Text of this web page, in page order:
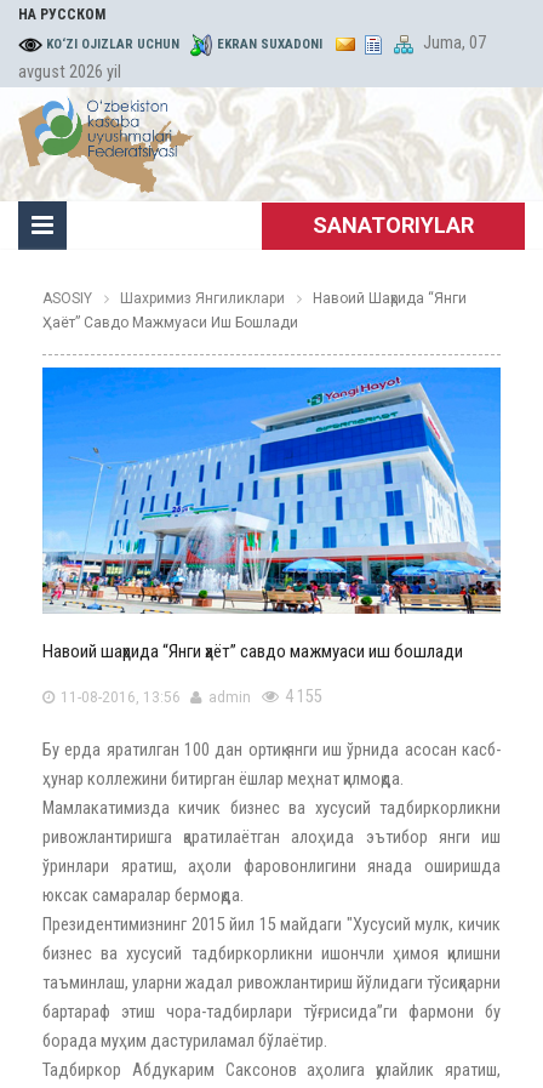
НА РУССКОМ
KO‘ZI OJIZLAR UCHUN EKRAN SUXADONI
Juma, 07
avgust 2026 yil
SANATORIYLAR
ASOSIY Шахримиз Янгиликлари
Навоий Шаҳрида “Янги
Ҳаёт” Савдо Мажмуаси Иш Бошлади
Навоий шаҳрида “Янги ҳаёт” савдо мажмуаси иш бошлади
11-08-2016, 13:56 admin 4 155
Бу ерда яратилган 100 дан ортиқ янги иш ўрнида асосан касб-
ҳунар коллежини битирган ёшлар меҳнат қилмоқда.
Мамлакатимизда кичик бизнес ва хусусий тадбиркорликни
ривожлантиришга қаратилаётган алоҳида эътибор янги иш
ўринлари яратиш, аҳоли фаровонлигини янада оширишда
юксак самаралар бермоқда.
Президентимизнинг 2015 йил 15 майдаги "Хусусий мулк, кичик
бизнес ва хусусий тадбиркорликни ишончли ҳимоя қилишни
таъминлаш, уларни жадал ривожлантириш йўлидаги тўсиқларни
бартараф этиш чора-тадбирлари тўғрисида”ги фармони бу
борада муҳим дастуриламал бўлаётир.
Тадбиркор Абдукарим Саксонов аҳолига қулайлик яратиш,